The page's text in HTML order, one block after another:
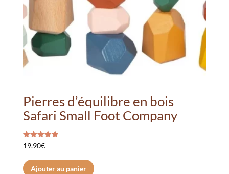
Pierres d’équilibre en bois
Safari Small Foot Company
Note
5.00
19.90€
Ajouter au panier